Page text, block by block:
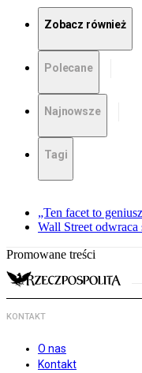
Zobacz również
Polecane
Najnowsze
Tagi
„Ten facet to
Wall Street
Promowane treści
KONTAKT
O nas
Kontakt